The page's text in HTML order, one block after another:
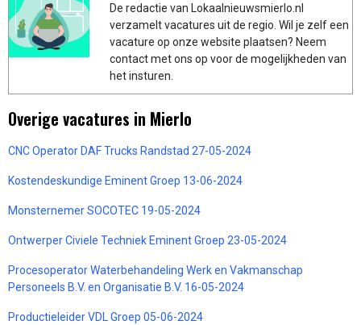
De redactie van Lokaalnieuwsmierlo.nl
verzamelt vacatures uit de regio. Wil je zelf een
vacature op onze website plaatsen? Neem
contact met ons op voor de mogelijkheden van
het insturen.
Overige vacatures in Mierlo
CNC Operator DAF Trucks Randstad 27-05-2024
Kostendeskundige Eminent Groep 13-06-2024
Monsternemer SOCOTEC 19-05-2024
Ontwerper Civiele Techniek Eminent Groep 23-05-2024
Procesoperator Waterbehandeling Werk en Vakmanschap
Personeels B.V. en Organisatie B.V. 16-05-2024
Productieleider VDL Groep 05-06-2024